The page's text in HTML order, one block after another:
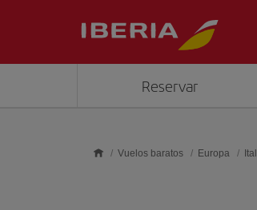
Reservar
Vuelos baratos Europa